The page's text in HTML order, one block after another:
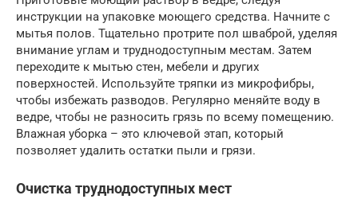
инструкции на упаковке моющего средства. Начните с
мытья полов. Тщательно протрите пол шваброй, уделяя
внимание углам и труднодоступным местам. Затем
переходите к мытью стен, мебели и других
поверхностей. Используйте тряпки из микрофибры,
чтобы избежать разводов. Регулярно меняйте воду в
ведре, чтобы не разносить грязь по всему помещению.
Влажная уборка – это ключевой этап, который
позволяет удалить остатки пыли и грязи.
Очистка труднодоступных мест